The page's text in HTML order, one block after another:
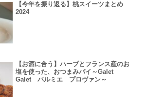
【今年を振り返る】桃スイーツまとめ
2024
【お酒に合う】ハーブとフランス産のお
塩を使った、おつまみパイ～Galet
Galet パルミエ プロヴァン～